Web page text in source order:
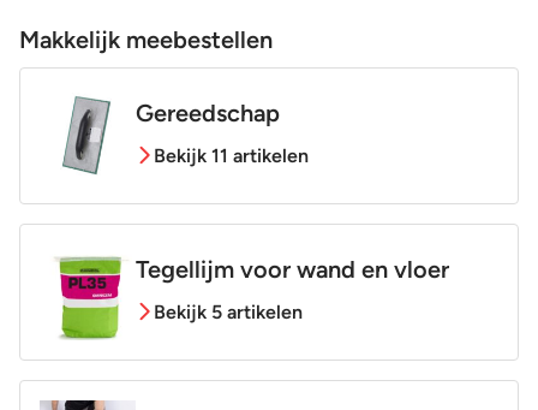
Makkelijk meebestellen
Gereedschap
Bekijk 11 artikelen
Tegellijm voor wand en vloer
Bekijk 5 artikelen